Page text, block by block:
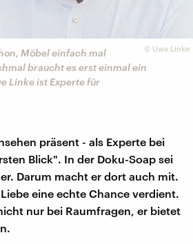
© Uwe Linke
Möbel einfach mal
braucht es erst einmal ein
Linke ist Experte für
präsent - als Experte bei
Blick". In der Doku-Soap sei
Darum macht er dort auch mit.
eine echte Chance verdient.
nur bei Raumfragen, er bietet